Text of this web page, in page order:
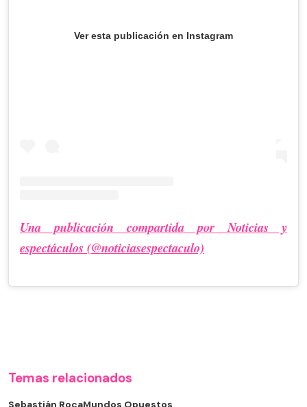
Ver esta publicación en Instagram
Una publicación compartida por Noticias y
espectáculos (@noticiasespectaculo)
Temas relacionados
Sebastián RocaMundos Opuestos